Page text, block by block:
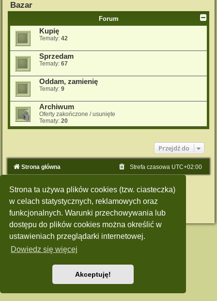
Strona ta używa plików cookies (tzw. ciasteczka)
w celach statystycznych, reklamowych oraz
funkcjonalnych. Warunki przechowywania lub
dostępu do plików cookies można określić w
ustawieniach przeglądarki internetowej.
Dowiedz się więcej
Akceptuję!
Bazar
Forum
Kupię
Tematy: 42
Sprzedam
Tematy: 67
Oddam, zamienię
Tematy: 9
Archiwum
Oferty zakończone / usunięte
Tematy: 20
Przejdź do
Strona główna Strefa czasowa UTC+02:00
Polski pakiet językowy dostarcza phpBB.pl
Style: Green-Style by Joyce&Luna
phpBB-Style-Design
Zasady ochrony danych osobowych